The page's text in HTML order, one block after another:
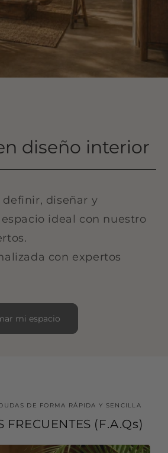
diseño interior
definir, diseñar y
ideal con nuestro
con expertos
mi espacio
DE FORMA RÁPIDA Y SENCILLA
FRECUENTES (F.A.Qs)